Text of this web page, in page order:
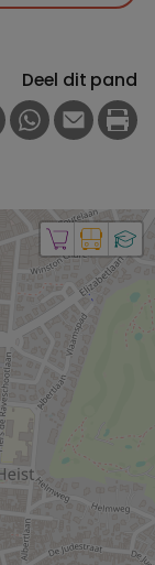
Deel dit pand
WHATSAPP
E-MAIL